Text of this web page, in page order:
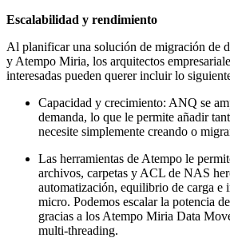
Escalabilidad y rendimiento
Al planificar una solución de migración de
y Atempo Miria, los arquitectos
interesadas pueden querer incluir lo
Capacidad y crecimiento: ANQ se
demanda, lo que le permite añadir
necesite simplemente creando o
Las herramientas de Atempo le
archivos, carpetas y ACL de NAS
automatización, equilibrio de carga e
micro. Podemos escalar la potencia
gracias a los Atempo Miria Data
multi-threading.